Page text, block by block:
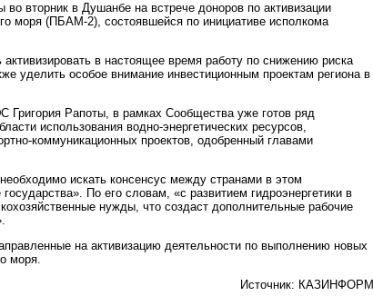
вторник в Душанбе на встрече доноров по активизации
моря (ПБАМ-2), состоявшейся по инициативе исполкома
в настоящее время работу по снижению риска
уделить особое внимание инвестиционным проектам региона в
Григория Рапоты, в рамках Сообщества уже готов ряд
использования водно-энергетических ресурсов,
коммуникационных проектов, одобренный главами
искать консенсус между странами в этом
По его словам, «с развитием гидроэнергетики в
нужды, что создаст дополнительные рабочие
на активизацию деятельности по выполнению новых
моря.
Источник: КАЗИНФОРМ